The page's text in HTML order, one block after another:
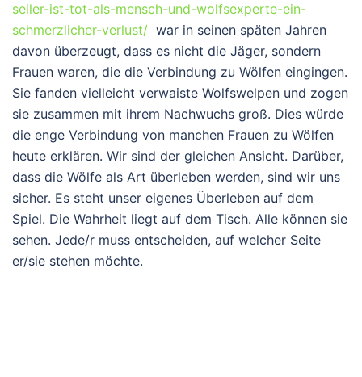
seiler-ist-tot-als-mensch-und-wolfsexperte-ein-
schmerzlicher-verlust/ war in seinen späten Jahren
davon überzeugt, dass es nicht die Jäger, sondern
Frauen waren, die die Verbindung zu Wölfen eingingen.
Sie fanden vielleicht verwaiste Wolfswelpen und zogen
sie zusammen mit ihrem Nachwuchs groß. Dies würde
die enge Verbindung von manchen Frauen zu Wölfen
heute erklären. Wir sind der gleichen Ansicht. Darüber,
dass die Wölfe als Art überleben werden, sind wir uns
sicher. Es steht unser eigenes Überleben auf dem
Spiel. Die Wahrheit liegt auf dem Tisch. Alle können sie
sehen. Jede/r muss entscheiden, auf welcher Seite
er/sie stehen möchte.